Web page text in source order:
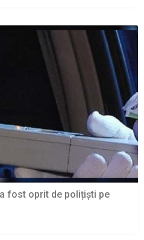
fost oprit de polițiști pe